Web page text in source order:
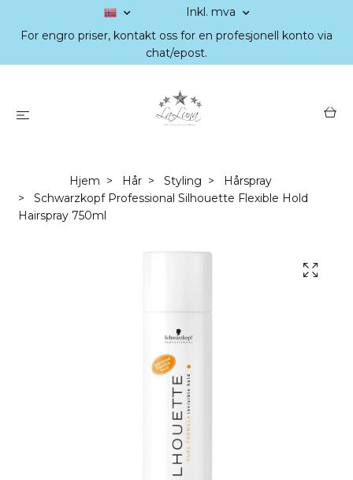
Inkl. mva
For engro priser, kontakt oss for en profesjonell konto via
chat/epost.
Hjem Hår Styling
Hårspray
Schwarzkopf Professional Silhouette Flexible Hold
Hairspray 750ml